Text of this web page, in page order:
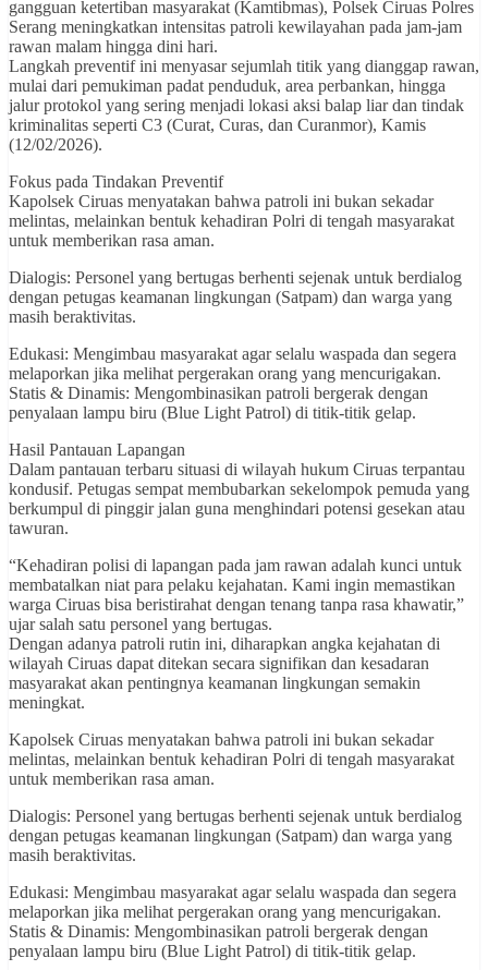
gangguan ketertiban masyarakat (Kamtibmas), Polsek Ciruas Polres
Serang meningkatkan intensitas patroli kewilayahan pada jam-jam
rawan malam hingga dini hari.
Langkah preventif ini menyasar sejumlah titik yang dianggap rawan,
mulai dari pemukiman padat penduduk, area perbankan, hingga
jalur protokol yang sering menjadi lokasi aksi balap liar dan tindak
kriminalitas seperti C3 (Curat, Curas, dan Curanmor), Kamis
(12/02/2026).
Fokus pada Tindakan Preventif
Kapolsek Ciruas menyatakan bahwa patroli ini bukan sekadar
melintas, melainkan bentuk kehadiran Polri di tengah masyarakat
untuk memberikan rasa aman.
Dialogis: Personel yang bertugas berhenti sejenak untuk berdialog
dengan petugas keamanan lingkungan (Satpam) dan warga yang
masih beraktivitas.
Edukasi: Mengimbau masyarakat agar selalu waspada dan segera
melaporkan jika melihat pergerakan orang yang mencurigakan.
Statis & Dinamis: Mengombinasikan patroli bergerak dengan
penyalaan lampu biru (Blue Light Patrol) di titik-titik gelap.
Hasil Pantauan Lapangan
Dalam pantauan terbaru situasi di wilayah hukum Ciruas terpantau
kondusif. Petugas sempat membubarkan sekelompok pemuda yang
berkumpul di pinggir jalan guna menghindari potensi gesekan atau
tawuran.
“Kehadiran polisi di lapangan pada jam rawan adalah kunci untuk
membatalkan niat para pelaku kejahatan. Kami ingin memastikan
warga Ciruas bisa beristirahat dengan tenang tanpa rasa khawatir,”
ujar salah satu personel yang bertugas.
Dengan adanya patroli rutin ini, diharapkan angka kejahatan di
wilayah Ciruas dapat ditekan secara signifikan dan kesadaran
masyarakat akan pentingnya keamanan lingkungan semakin
meningkat.
Kapolsek Ciruas menyatakan bahwa patroli ini bukan sekadar
melintas, melainkan bentuk kehadiran Polri di tengah masyarakat
untuk memberikan rasa aman.
Dialogis: Personel yang bertugas berhenti sejenak untuk berdialog
dengan petugas keamanan lingkungan (Satpam) dan warga yang
masih beraktivitas.
Edukasi: Mengimbau masyarakat agar selalu waspada dan segera
melaporkan jika melihat pergerakan orang yang mencurigakan.
Statis & Dinamis: Mengombinasikan patroli bergerak dengan
penyalaan lampu biru (Blue Light Patrol) di titik-titik gelap.